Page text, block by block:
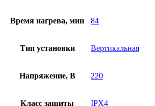
Время нагрева, мин 84
Тип установки Вертикальная
Напряжение, В 220
Класс защиты IPX4